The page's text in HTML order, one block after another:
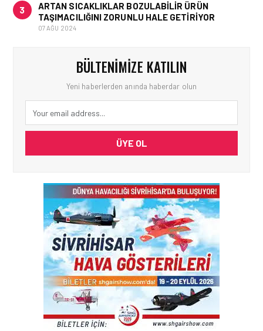
3
ARTAN SICAKLIKLAR BOZULABILIR ÜRÜN
TAŞIMACILIĞINI ZORUNLU HALE GETIRIYOR
07 AĞU 2024
BÜLTENIMIZE KATILIN
Yeni haberlerden anında haberdar olun
ÜYE OL